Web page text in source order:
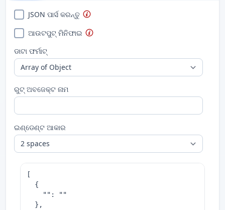
JSON ପାର୍ସ କରନ୍ତୁ
ଆଉଟପୁଟ୍ ମିନିଫାଇ
ଡାଟା ଫର୍ମାଟ୍
ରୁଟ୍ ଅବଜେକ୍ଟ ନାମ
ଇଣ୍ଡେଣ୍ଟ ଆକାର